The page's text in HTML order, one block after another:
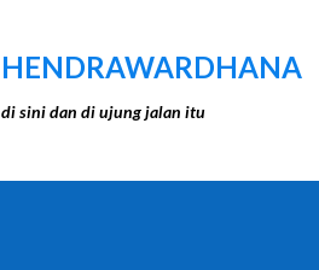
HENDRAWARDHANA
di sini dan di ujung jalan itu